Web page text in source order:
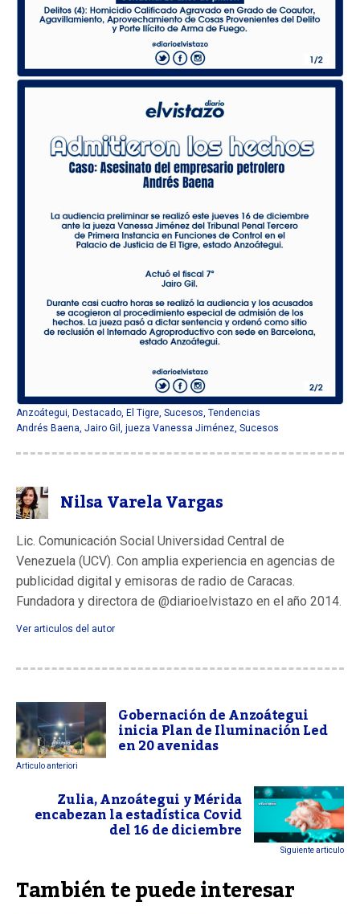
Anzoátegui, Destacado, El Tigre, Sucesos, Tendencias
Andrés Baena, Jairo Gil , jueza Vanessa Jiménez, Sucesos
Nilsa Varela Vargas
Lic. Comunicación Social Universidad Central de
Venezuela (UCV). Con amplia experiencia en agencias de
publicidad digital y emisoras de radio de Caracas.
Fundadora y directora de @diarioelvistazo en el año 2014.
Ver articulos del autor
Gobernación de Anzoátegui
inicia Plan de Iluminación Led
en 20 avenidas
Articulo anteriori
Zulia, Anzoátegui y Mérida
encabezan la estadística Covid
del 16 de diciembre
Siguiente articulo
También te puede interesar